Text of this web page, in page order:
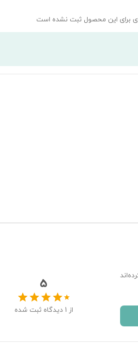
برای این محصول ثبت نشده است
5
از 1 دیدگاه ثبت شده